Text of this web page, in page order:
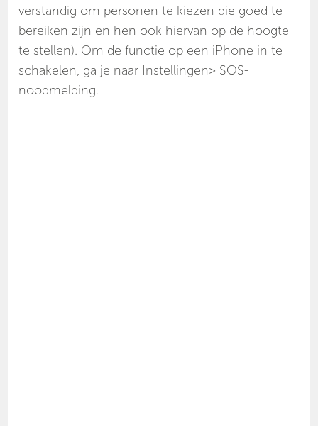
verstandig om personen te kiezen die goed te
bereiken zijn en hen ook hiervan op de hoogte
te stellen). Om de functie op een iPhone in te
schakelen, ga je naar Instellingen> SOS-
noodmelding.